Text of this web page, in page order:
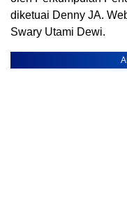
diketuai Denny JA.
Swary Utami Dewi.